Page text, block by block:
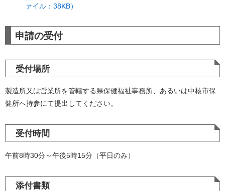
ァイル：38KB）
申請の受付
受付場所
製造所又は営業所を管轄する県保健福祉事務所、あるいは中核市保
健所へ持参にて提出してください。
受付時間
午前8時30分～午後5時15分（平日のみ）
添付書類